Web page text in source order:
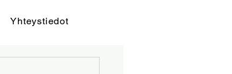
Yhteystiedot